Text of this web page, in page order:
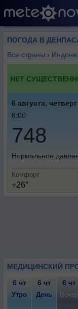
ПОГОДА В
Все страны ›
НЕТ
6 августа, четверг
8:00
748
Нормальное
Комфорт
+26°
МЕДИЦИНСКИЙ
6 чт 6 чт 6 чт
Утро День Вечер